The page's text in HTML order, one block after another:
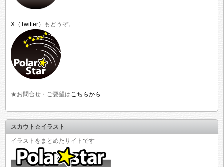
X（Twitter） もどうぞ。
★お問合せ・ご要望はこちらから
スカウト☆イラスト
イラストをまとめたサイトです